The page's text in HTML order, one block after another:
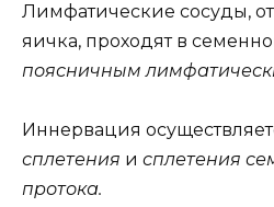
Лимфатические сосуды,
яичка, проходят в
поясничным
Иннервация
сплетения и сплетения
протока.